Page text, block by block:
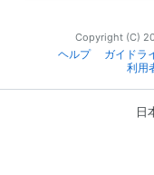
Copyright (C)
ヘルプ
ガイドラ
利用
日